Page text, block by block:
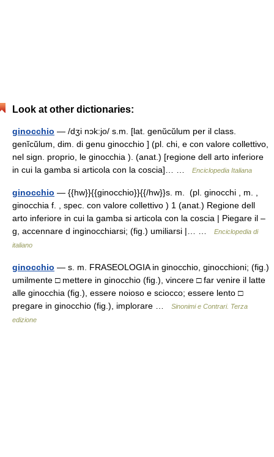
Look at other dictionaries:
ginocchio — /dʒi nɔk:jo/ s.m. [lat. genŭcŭlum per il class.
genĭcŭlum, dim. di genu ginocchio ] (pl. chi, e con valore collettivo,
nel sign. proprio, le ginocchia ). (anat.) [regione dell arto inferiore
in cui la gamba si articola con la coscia]… …
Enciclopedia Italiana
ginocchio — {{hw}}{{ginocchio}}{{/hw}}s. m. (pl. ginocchi , m. ,
ginocchia f. , spec. con valore collettivo ) 1 (anat.) Regione dell
arto inferiore in cui la gamba si articola con la coscia | Piegare il –
g, accennare d inginocchiarsi; (fig.) umiliarsi |… …
Enciclopedia di
italiano
ginocchio — s. m. FRASEOLOGIA in ginocchio, ginocchioni; (fig.)
umilmente □ mettere in ginocchio (fig.), vincere □ far venire il latte
alle ginocchia (fig.), essere noioso e sciocco; essere lento □
pregare in ginocchio (fig.), implorare …
Sinonimi e Contrari. Terza
edizione